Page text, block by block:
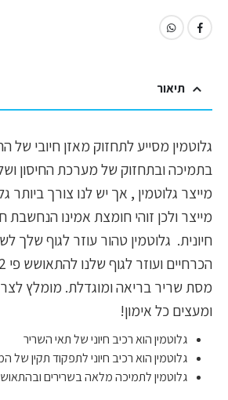
תיאור
גלוטמין מסייע לתחזוק מאזן חיובי של
בתמיכה ובתחזוק של מערכת החיסון
מייצר גלוטמין , אך יש לנו צורך ביותר
מייצר ולכן זוהי חומצת אמינו הנחשבת
חיונית. גלוטמין טהור עוזר לגוף שלך
מסת שריר בריאה ומוגדלת. מומלץ
ומעצים כל אימון!
גלוטמין הוא רכיב חיוני של תאי השריר
גלוטמין הוא רכיב חיוני לתפקוד תקין של
גלוטמין לתמיכה מלאה בשרירים